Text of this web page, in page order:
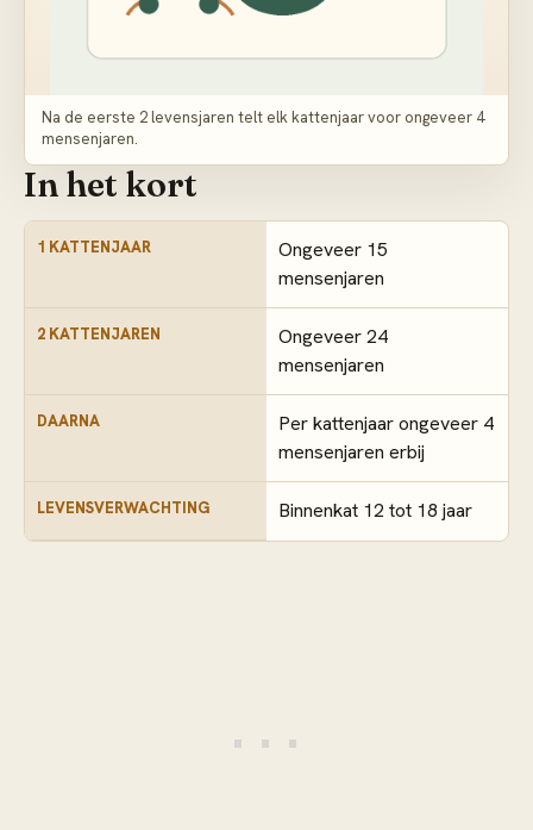
Na de eerste 2 levensjaren telt elk kattenjaar voor ongeveer 4
mensenjaren.
In het kort
1 KATTENJAAR
Ongeveer 15
mensenjaren
2 KATTENJAREN
Ongeveer 24
mensenjaren
DAARNA
Per kattenjaar ongeveer 4
mensenjaren erbij
LEVENSVERWACHTING Binnenkat 12 tot 18 jaar